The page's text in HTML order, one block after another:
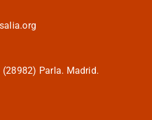
(28982) Parla. Madrid.